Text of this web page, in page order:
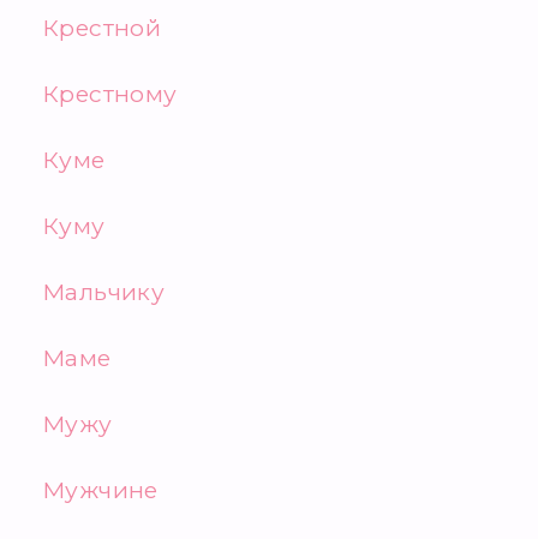
Крестной
Крестному
Куме
Куму
Мальчику
Маме
Мужу
Мужчине